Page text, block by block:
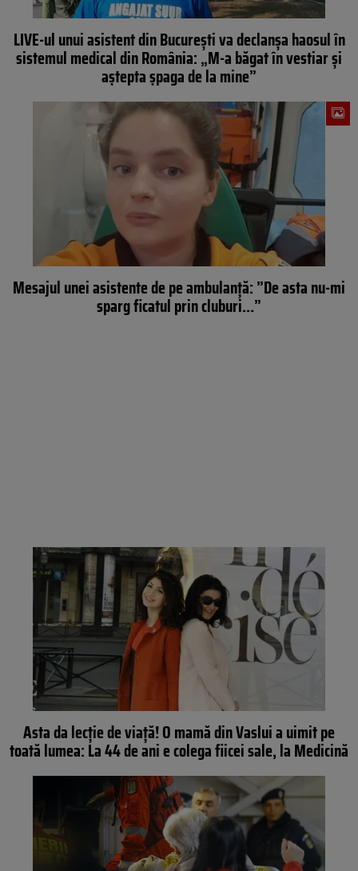
LIVE-ul unui asistent din București va declanșa haosul în
sistemul medical din România: „M-a băgat în vestiar și
aștepta șpaga de la mine”
Mesajul unei asistente de pe ambulanţă: ”De asta nu-mi
sparg ficatul prin cluburi…”
Asta da lecţie de viaţă! O mamă din Vaslui a uimit pe
toată lumea: La 44 de ani e colega fiicei sale, la Medicină